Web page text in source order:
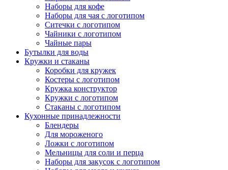
Наборы для кофе
Наборы для чая с логотипом
Ситечки с логотипом
Чайники с логотипом
Чайные пары
Бутылки для воды
Кружки и стаканы
Коробки для кружек
Костеры с логотипом
Кружка конструктор
Кружки с логотипом
Стаканы с логотипом
Кухонные принадлежности
Блендеры
Для мороженого
Ложки с логотипом
Мельницы для соли и перца
Наборы для закусок с логотипом